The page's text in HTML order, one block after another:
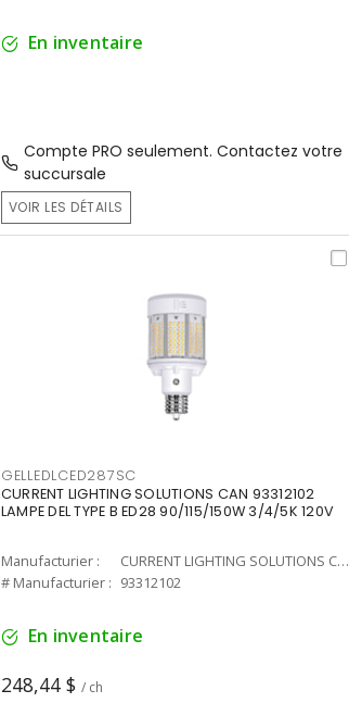
En inventaire
Compte PRO seulement. Contactez votre
succursale
VOIR LES DÉTAILS
GELLEDLCED287SC
CURRENT LIGHTING SOLUTIONS CAN 93312102
LAMPE DEL TYPE B ED28 90/115/150W 3/4/5K 120V
Manufacturier :
CURRENT LIGHTING SOLUTIONS CAN
# Manufacturier : 93312102
En inventaire
248,44 $ / ch